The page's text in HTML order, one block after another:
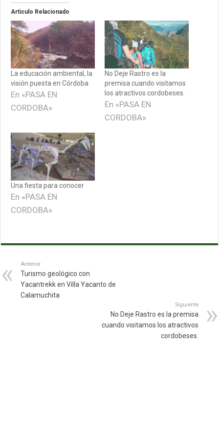
Articulo Relacionado
La educación ambiental, la
visión puesta en Córdoba
En «PASA EN
CORDOBA»
No Deje Rastro es la
premisa cuando visitamos
los atractivos cordobeses.
En «PASA EN
CORDOBA»
Una fiesta para conocer
En «PASA EN
CORDOBA»
Anterior
Turismo geológico con
Yacantrekk en Villa Yacanto de
Calamuchita
Siguiente
No Deje Rastro es la premisa
cuando visitamos los atractivos
cordobeses.